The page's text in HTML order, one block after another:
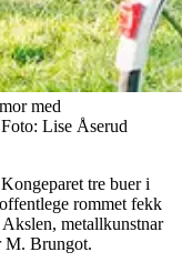
med
Lise Åserud
tre buer i
rommet fekk
metallkunstnar
M. Brungot.